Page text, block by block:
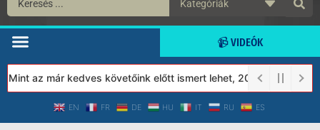
📹 VIDEÓK
az már kedves követőink előtt ismert lehet, 2023-tól a
EN FR DE HU IT RU ES